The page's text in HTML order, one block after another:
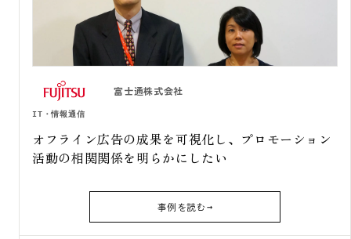
富士通株式会社
IT・情報通信
オフライン広告の成果を可視化し、プロモーション
活動の相関関係を明らかにしたい
事例を読む